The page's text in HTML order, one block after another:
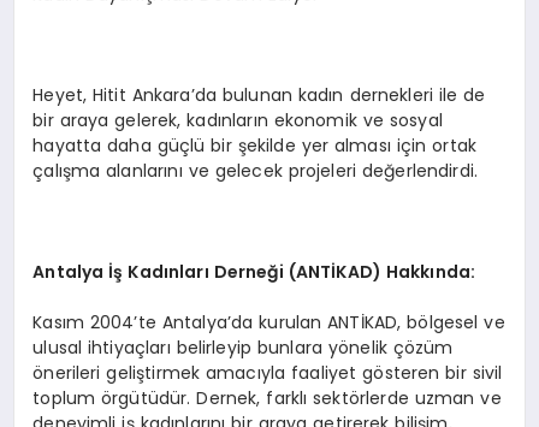
Heyet, Hitit Ankara’da bulunan kadın dernekleri ile de
bir araya gelerek, kadınların ekonomik ve sosyal
hayatta daha güçlü bir şekilde yer alması için ortak
çalışma alanlarını ve gelecek projeleri değerlendirdi.
Antalya İş Kadınları Derneği (ANTİKAD) Hakkında:
Kasım 2004’te Antalya’da kurulan ANTİKAD, bölgesel ve
ulusal ihtiyaçları belirleyip bunlara yönelik çözüm
önerileri geliştirmek amacıyla faaliyet gösteren bir sivil
toplum örgütüdür. Dernek, farklı sektörlerde uzman ve